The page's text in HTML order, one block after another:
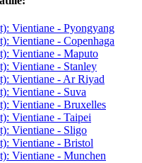
Vientiane - Pyongyang
Vientiane - Copenhaga
Vientiane - Maputo
Vientiane - Stanley
Vientiane - Ar Riyad
Vientiane - Suva
Vientiane - Bruxelles
Vientiane - Taipei
Vientiane - Sligo
Vientiane - Bristol
Vientiane - Munchen